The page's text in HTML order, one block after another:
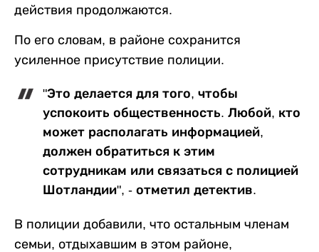
действия продолжаются.
По его словам, в районе сохранится
усиленное присутствие полиции.
"Это делается для того, чтобы
успокоить общественность. Любой, кто
может располагать информацией,
должен обратиться к этим
сотрудникам или связаться с полицией
Шотландии", - отметил детектив.
В полиции добавили, что остальным членам
семьи, отдыхавшим в этом районе,